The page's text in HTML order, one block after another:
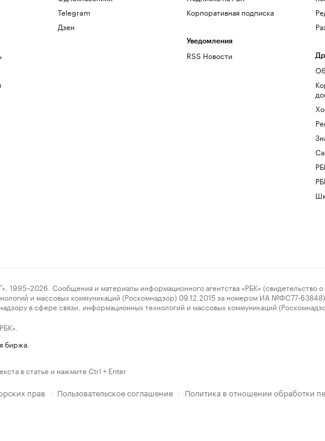
Telegram
Дзен
Корпоративная подписка
Уведомления
RSS Новости
Сообщения и материалы информационного агентства «РБК» (свидетельство о
и массовых коммуникаций (Роскомнадзор) 09.12.2015 за номером ИА №ФС77-63848)
в сфере связи, информационных технологий и массовых коммуникаций
биржа
в статье и нажмите Ctrl + Enter
прав · Пользовательское соглашение · Политика в отношении обработки